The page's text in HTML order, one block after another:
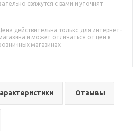
свяжутся с вами и уточнят
действительна только для интернет-
и может отличаться от цен в
магазинах
Отзывы